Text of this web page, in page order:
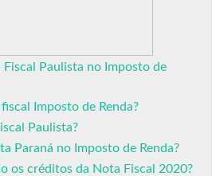
Paulista no Imposto de
Imposto de Renda?
Paulista?
Paraná no Imposto de Renda?
os créditos da Nota Fiscal 2020?